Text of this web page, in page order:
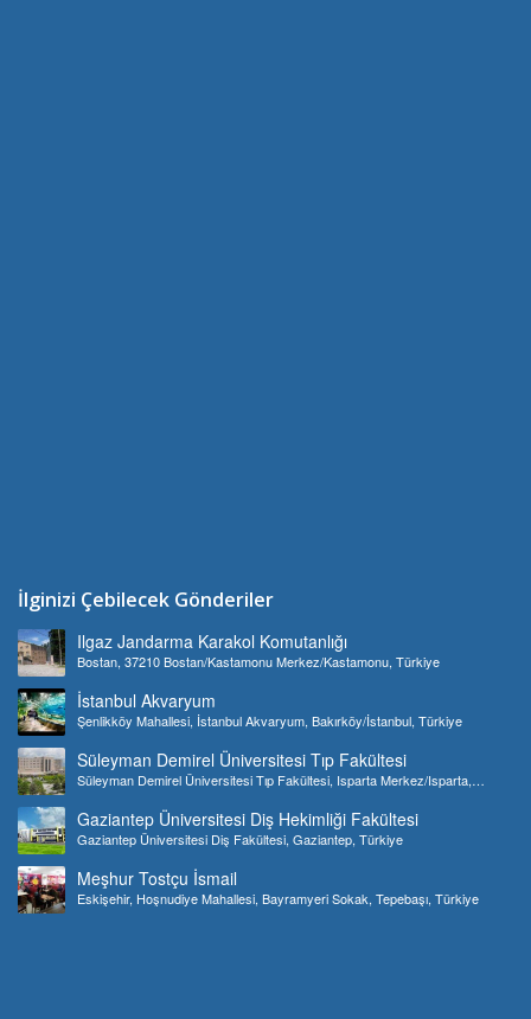
İlginizi Çebilecek Gönderiler
Ilgaz Jandarma Karakol Komutanlığı
Bostan, 37210 Bostan/Kastamonu Merkez/Kastamonu, Türkiye
İstanbul Akvaryum
Şenlikköy Mahallesi, İstanbul Akvaryum, Bakırköy/İstanbul, Türkiye
Süleyman Demirel Üniversitesi Tıp Fakültesi
Süleyman Demirel Üniversitesi Tıp Fakültesi, Isparta Merkez/Isparta,
Gaziantep Üniversitesi Diş Hekimliği Fakültesi
Gaziantep Üniversitesi Diş Fakültesi, Gaziantep, Türkiye
Meşhur Tostçu İsmail
Eskişehir, Hoşnudiye Mahallesi, Bayramyeri Sokak, Tepebaşı, Türkiye